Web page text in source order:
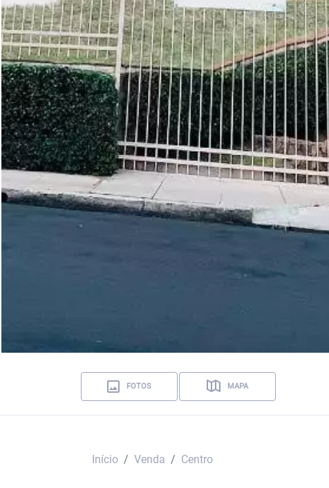
FOTOS MAPA
Início Venda Centro